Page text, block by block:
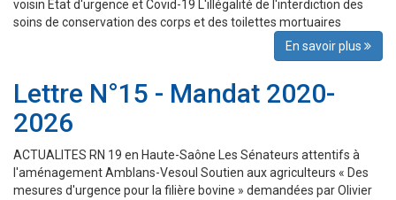
voisin État d'urgence et Covid-19 L'illégalité de l'interdiction des
soins de conservation des corps et des toilettes mortuaires
En savoir plus
Lettre N°15 - Mandat 2020-
2026
ACTUALITES RN 19 en Haute-Saône Les Sénateurs attentifs à
l'aménagement Amblans-Vesoul Soutien aux agriculteurs « Des
mesures d'urgence pour la filière bovine » demandées par Olivier